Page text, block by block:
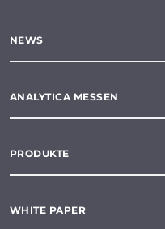
NEWS
ANALYTICA MESSEN
PRODUKTE
WHITE PAPER